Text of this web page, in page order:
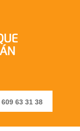
609 63 31 38